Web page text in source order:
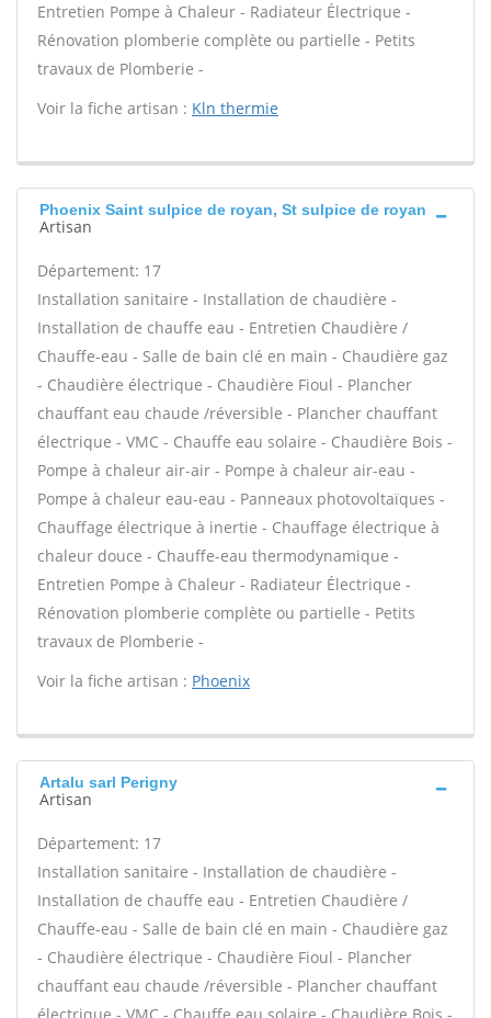
Entretien Pompe à Chaleur - Radiateur Électrique -
Rénovation plomberie complète ou partielle - Petits
travaux de Plomberie -
Voir la fiche artisan : Kln thermie
Phoenix Saint sulpice de royan, St sulpice de royan
Artisan
Département: 17
Installation sanitaire - Installation de chaudière -
Installation de chauffe eau - Entretien Chaudière /
Chauffe-eau - Salle de bain clé en main - Chaudière gaz
- Chaudière électrique - Chaudière Fioul - Plancher
chauffant eau chaude /réversible - Plancher chauffant
électrique - VMC - Chauffe eau solaire - Chaudière Bois -
Pompe à chaleur air-air - Pompe à chaleur air-eau -
Pompe à chaleur eau-eau - Panneaux photovoltaïques -
Chauffage électrique à inertie - Chauffage électrique à
chaleur douce - Chauffe-eau thermodynamique -
Entretien Pompe à Chaleur - Radiateur Électrique -
Rénovation plomberie complète ou partielle - Petits
travaux de Plomberie -
Voir la fiche artisan : Phoenix
Artalu sarl Perigny
Artisan
Département: 17
Installation sanitaire - Installation de chaudière -
Installation de chauffe eau - Entretien Chaudière /
Chauffe-eau - Salle de bain clé en main - Chaudière gaz
- Chaudière électrique - Chaudière Fioul - Plancher
chauffant eau chaude /réversible - Plancher chauffant